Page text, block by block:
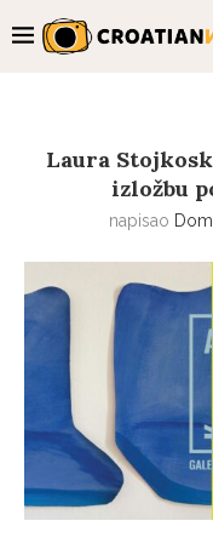
Laura
izložbu
napisao